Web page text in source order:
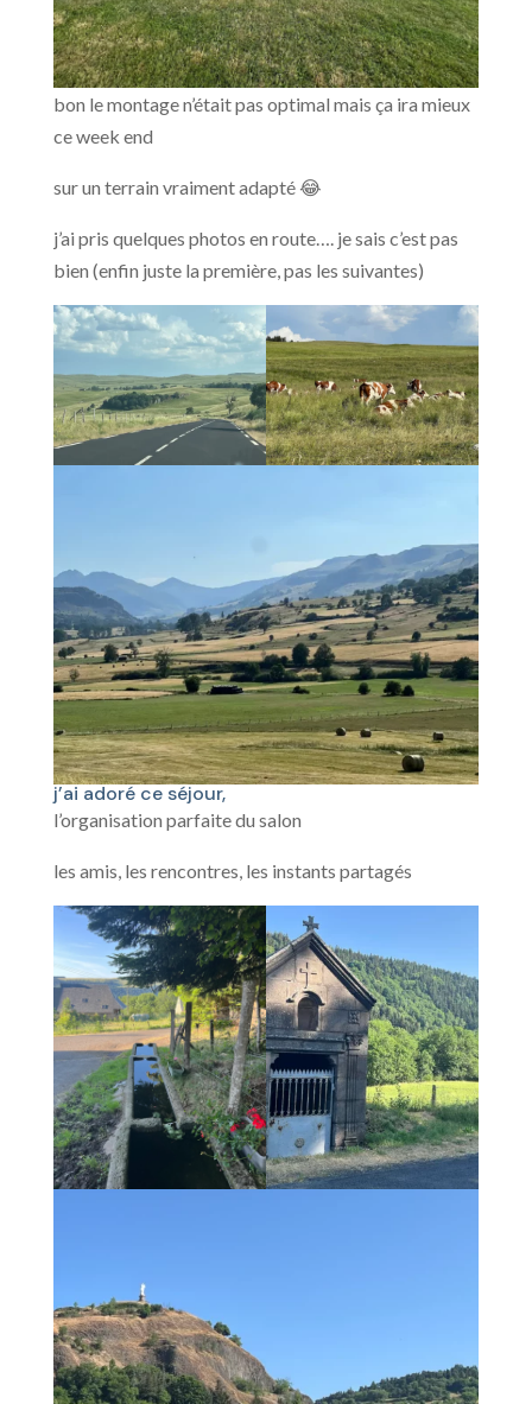
bon le montage n’était pas optimal mais ça ira mieux
ce week end
sur un terrain vraiment adapté 😂
j’ai pris quelques photos en route…. je sais c’est pas
bien (enfin juste la première, pas les suivantes)
j’ai adoré ce séjour,
l’organisation parfaite du salon
les amis, les rencontres, les instants partagés